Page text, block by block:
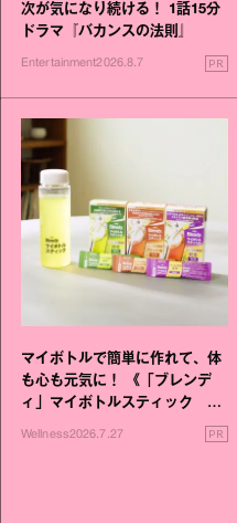
次が気になり続ける！ 1話15分
ドラマ『バカンスの法則』
Entertainment2026.8.7 PR
マイボトルで簡単に作れて、体
も心も元気に！ 《「ブレンデ
ィ」マイボトルスティック い
いこと毎日》シリーズが誕生
Wellness2026.7.27 PR